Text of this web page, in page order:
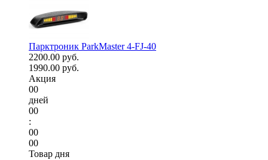
Парктроник ParkMaster 4-FJ-40
2200.00 руб.
1990.00 руб.
Акция
00
дней
00
:
00
00
Товар дня